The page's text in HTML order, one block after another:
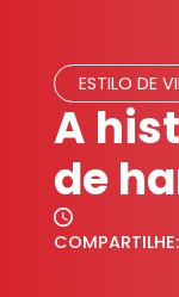
ESTILO DE
A
de
COMPARTILHE: